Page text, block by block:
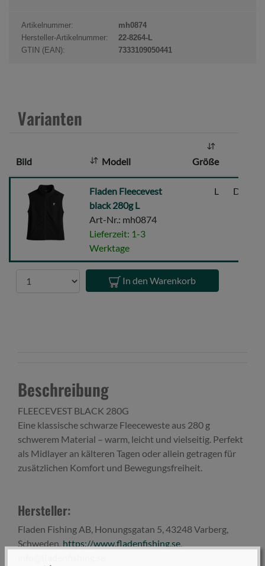
d
u
k
a
:
Artikelnummer:
mh0874
Hersteller-Artikelnummer:
22-8264-L
GTIN (EAN):
7333109050441
Varianten
Bild Modell Größe
Fladen
Fleecevest
black
280g
Fladen Fleecevest
black 280g L
Art-Nr.: mh0874
Lieferzeit: 1-3
Werktage
L
In den Warenkorb
Beschreibung
FLEECEVEST BLACK 280G
Eine klassische schwarze Fleeceweste aus 280 g
schwerem Material – warm, leicht und vielseitig. Perfekt
als Midlayer an kälteren Tagen oder allein getragen für
zusätzlichen Komfort und Bewegungsfreiheit.
Hersteller:
Fladen Fishing AB, Honungsgatan 5, 43248 Varberg,
Schweden, https://www.fladenfishing.se